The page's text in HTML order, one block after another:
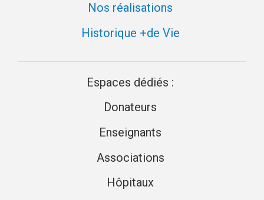
Nos réalisations
Historique +de Vie
Espaces dédiés :
Donateurs
Enseignants
Associations
Hôpitaux